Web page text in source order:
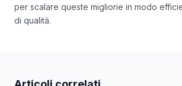
un'autorità a lungo termine che genera
per scalare queste migliorie in modo